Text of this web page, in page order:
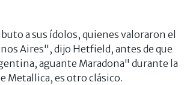
a sus ídolos, quienes valoraron el
Aires", dijo Hetfield, antes de que
aguante Maradona" durante la
Metallica, es otro clásico.